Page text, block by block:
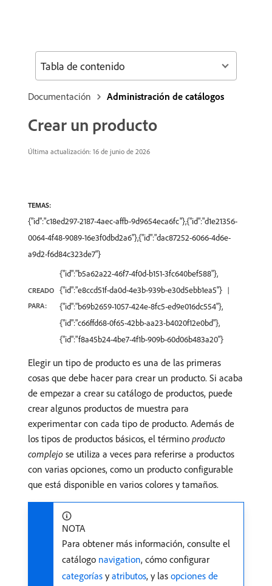
Documentación Administración de catálogos
Crear un producto
Última actualización: 16 de junio de 2026
TEMAS:
{"id":"c18ed297-2187-4aec-affb-9d9654eca6fc"},{"id":"d1e21356-
0064-4f48-9089-16e3f0dbd2a6"},{"id":"dac87252-6066-4d6e-
a9d2-f6d84c323de7"}
CREADO
PARA:
{"id":"b5a62a22-46f7-4f0d-b151-3fc640bef588"},
{"id":"e8ccd51f-da0d-4e3b-939b-e30d5ebb1ea5"}
{"id":"b69b2659-1057-424e-8fc5-ed9e016dc554"},
{"id":"c66ffd68-0f65-42bb-aa23-b4020f12e0bd"},
{"id":"f8a45b24-4be7-4f1b-909b-60d06b483a20"}
Elegir un tipo de producto es una de las primeras
cosas que debe hacer para crear un producto. Si acaba
de empezar a crear su catálogo de productos, puede
crear algunos productos de muestra para
experimentar con cada tipo de producto. Además de
los tipos de productos básicos, el término producto
complejo se utiliza a veces para referirse a productos
con varias opciones, como un producto configurable
que está disponible en varios colores y tamaños.
NOTA
Para obtener más información, consulte el
catálogo navigation, cómo configurar
categorías yatributos, y las opciones de
Tabla de contenido